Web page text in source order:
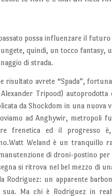
possa influenzare il
quindi, un tocco fantasy,
di strada.
risultato avrete “Spada”,
Tripood)
da Shockdom in una nuova
ad Anghywir, metropoli
frenetica ed il progresso è,
Weland è un tranquillo
di droni-postino
si ritrova nel bel mezzo di
Rodriguez: un apparente
sua. Ma chi è Rodriguez in